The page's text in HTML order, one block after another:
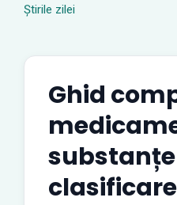
Știrile zilei
Ghid